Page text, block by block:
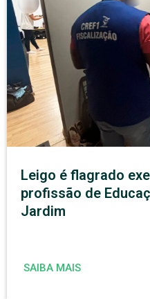
Leigo é flagrado
profissão de
Jardim
SAIBA MAIS